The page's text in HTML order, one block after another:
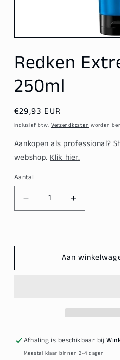
Media
openen
in
modaal
Redken
250ml
Normale
prijs
€29,93 EUR
Inclusief btw. Verzendkosten worden
Aankopen als professional?
webshop.Klik hier.
Aantal
Aantal
verlagen
Extreme
250ml
Aantal
verhogen
Extreme
Mask
250ml
Aan
Afhaling is beschikbaar bij
Meestal klaar binnen 2-4 dagen